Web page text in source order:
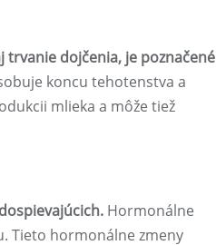
dojčenia, je poznačené
koncu tehotenstva a
mlieka a môže tiež
Hormonálne
Tieto hormonálne zmeny